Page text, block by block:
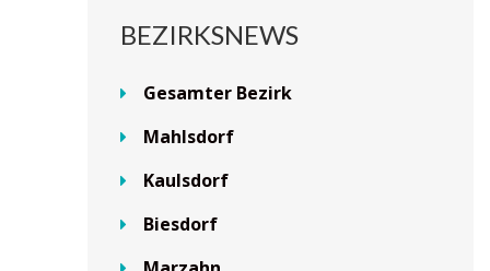
BEZIRKSNEWS
Gesamter Bezirk
Mahlsdorf
Kaulsdorf
Biesdorf